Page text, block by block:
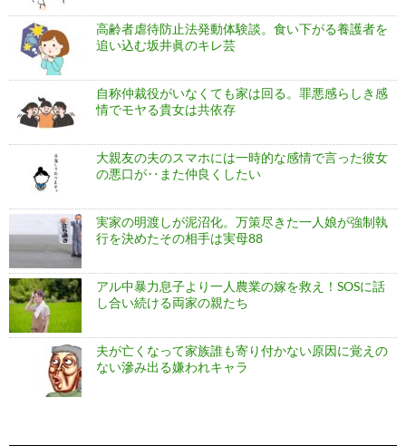
高齢者虐待防止法発動体験談。食い下がる養護者を
追い込む坂井眞のキレ芸
自称仲裁役がいなくても家は回る。罪悪感らしき感
情でモヤる貴女は共依存
大親友の夫のスマホには一時的な感情で言った彼女
の悪口が‥また仲良くしたい
実家の明渡しが泥沼化。万策尽きた一人娘が強制執
行を決めたその相手は実母88
アル中暴力息子より一人農業の嫁を救え！SOSに話
し合い続ける両家の親たち
夫が亡くなって家族誰も寄り付かない原因に覚えの
ない滲み出る嫌われキャラ